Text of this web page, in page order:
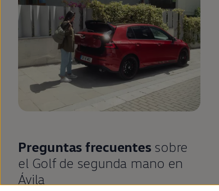
Preguntas frecuentes sobre
el Golfde segunda mano en
Ávila